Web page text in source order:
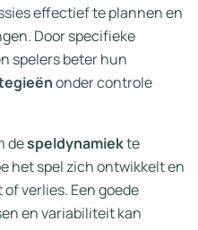
effectief te plannen en
Door specifieke
spelers beter hun
onder controle
despeldynamiekte
het spel zich ontwikkelt en
verlies. Een goede
en variabiliteit kan